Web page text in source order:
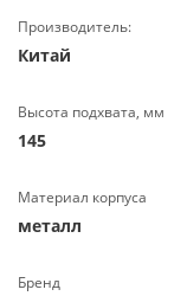
Производитель:
Китай
Высота подхвата, мм
145
Материал корпуса
металл
Бренд